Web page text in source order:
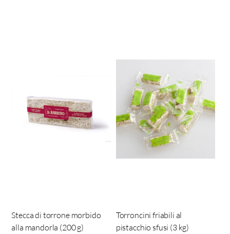
Stecca di torrone morbido
alla mandorla (200 g)
Torroncini friabili al
pistacchio sfusi (3 kg)